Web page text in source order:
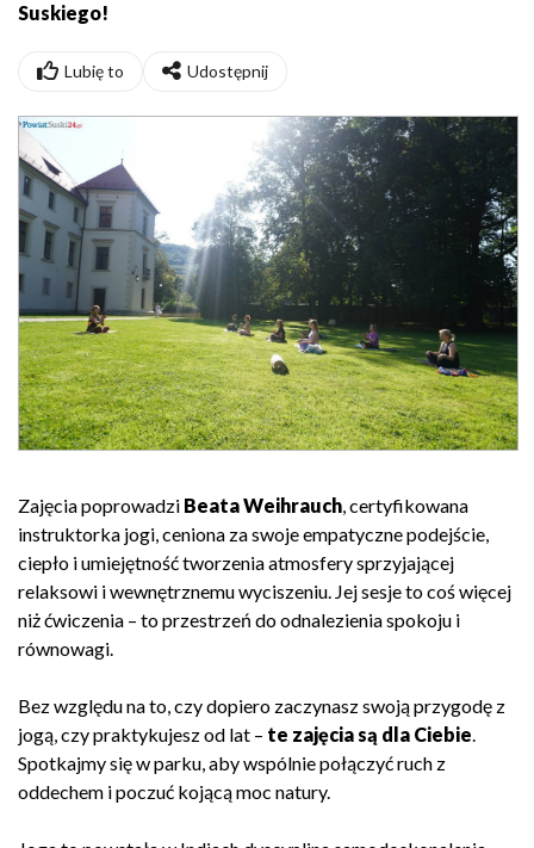
Suskiego!
Lubię to Udostępnij
Zajęcia poprowadzi Beata Weihrauch , certyfikowana
instruktorka jogi, ceniona za swoje empatyczne podejście,
ciepło i umiejętność tworzenia atmosfery sprzyjającej
relaksowi i wewnętrznemu wyciszeniu. Jej sesje to coś więcej
niż ćwiczenia – to przestrzeń do odnalezienia spokoju i
równowagi.
Bez względu na to, czy dopiero zaczynasz swoją przygodę z
jogą, czy praktykujesz od lat – te zajęcia są dla Ciebie
Spotkajmy się w parku, aby wspólnie połączyć ruch z
oddechem i poczuć kojącą moc natury.